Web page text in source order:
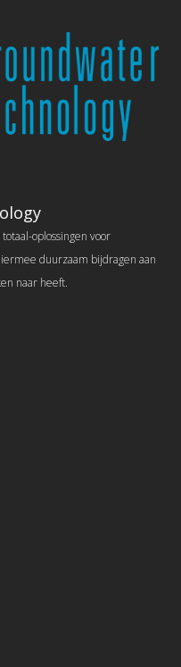
oplossingen voor
duurzaam bijdragen aan
naar heeft.